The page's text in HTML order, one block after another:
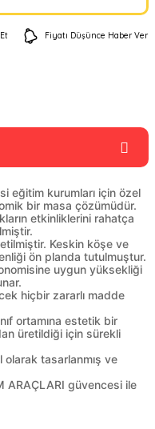
Fiyatı Düşünce Haber Ver
eğitim kurumları için özel
bir masa çözümüdür.
etkinliklerini rahatça
Keskin köşe ve
ön planda tutulmuştur.
uygun yüksekliği
hiçbir zararlı madde
ortamına estetik bir
üretildiği için sürekli
olarak tasarlanmış ve
ARAÇLARI güvencesi ile